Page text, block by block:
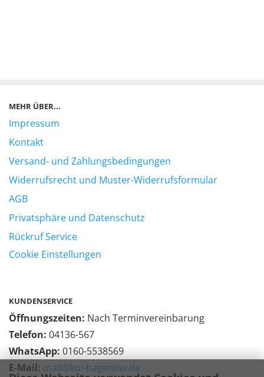
MEHR ÜBER...
Impressum
Kontakt
Versand- und Zahlungsbedingungen
Widerrufsrecht und Muster-Widerrufsformular
AGB
Privatsphäre und Datenschutz
Rückruf Service
Cookie Einstellungen
KUNDENSERVICE
Öffnungszeiten: Nach Terminvereinbarung
Telefon: 04136-567
WhatsApp: 0160-5538569
E-Mail: mail@koi-hagenow.de